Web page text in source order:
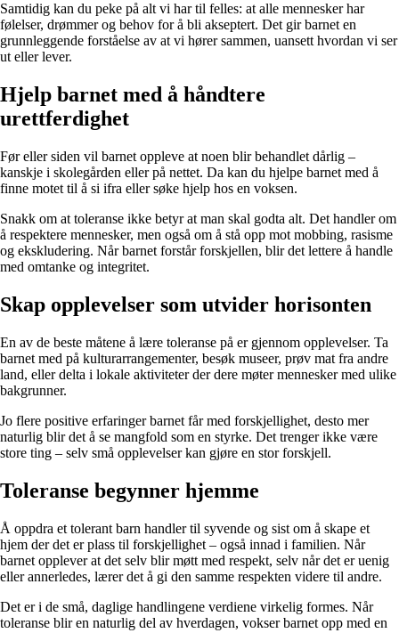
Samtidig kan du peke på alt vi har til felles: at alle mennesker har
følelser, drømmer og behov for å bli akseptert. Det gir barnet en
grunnleggende forståelse av at vi hører sammen, uansett hvordan vi ser
ut eller lever.
Hjelp barnet med å håndtere
urettferdighet
Før eller siden vil barnet oppleve at noen blir behandlet dårlig –
kanskje i skolegården eller på nettet. Da kan du hjelpe barnet med å
finne motet til å si ifra eller søke hjelp hos en voksen.
Snakk om at toleranse ikke betyr at man skal godta alt. Det handler om
å respektere mennesker, men også om å stå opp mot mobbing, rasisme
og ekskludering. Når barnet forstår forskjellen, blir det lettere å handle
med omtanke og integritet.
Skap opplevelser som utvider horisonten
En av de beste måtene å lære toleranse på er gjennom opplevelser. Ta
barnet med på kulturarrangementer, besøk museer, prøv mat fra andre
land, eller delta i lokale aktiviteter der dere møter mennesker med ulike
bakgrunner.
Jo flere positive erfaringer barnet får med forskjellighet, desto mer
naturlig blir det å se mangfold som en styrke. Det trenger ikke være
store ting – selv små opplevelser kan gjøre en stor forskjell.
Toleranse begynner hjemme
Å oppdra et tolerant barn handler til syvende og sist om å skape et
hjem der det er plass til forskjellighet – også innad i familien. Når
barnet opplever at det selv blir møtt med respekt, selv når det er uenig
eller annerledes, lærer det å gi den samme respekten videre til andre.
Det er i de små, daglige handlingene verdiene virkelig formes. Når
toleranse blir en naturlig del av hverdagen, vokser barnet opp med en